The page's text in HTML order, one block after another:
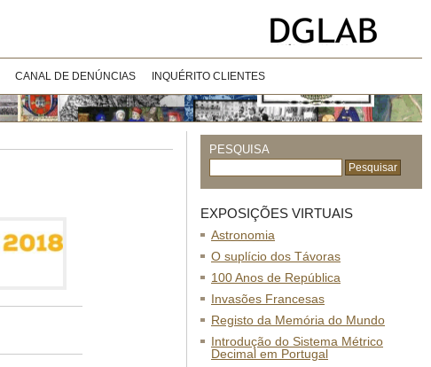
CANAL DE DENÚNCIAS INQUÉRITO CLIENTES
PESQUISA
EXPOSIÇÕES VIRTUAIS
Astronomia
O suplício dos Távoras
100 Anos de República
Invasões Francesas
Registo da Memória do Mundo
Introdução do Sistema Métrico
Decimal em Portugal